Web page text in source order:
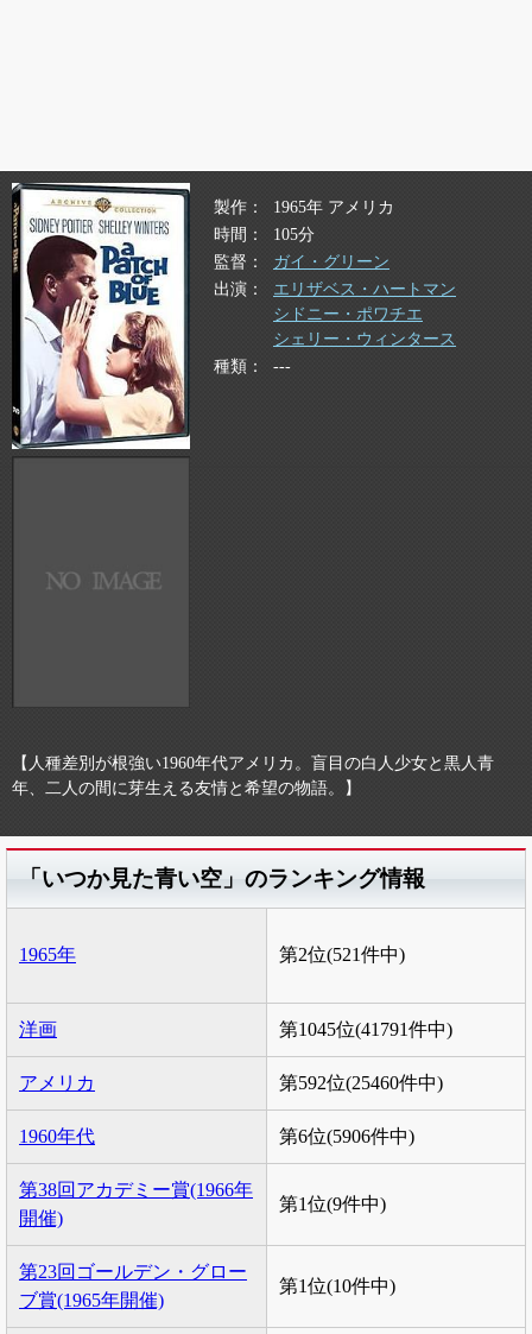
製作
1965年 アメリカ
時間
105分
監督
ガイ・グリーン
出演
エリザベス・ハートマン
シドニー・ポワチエ
シェリー・ウィンタース
種類
---
【人種差別が根強い1960年代アメリカ。盲目の白人少女と黒人青
年、二人の間に芽生える友情と希望の物語。】
「いつか見た青い空」のランキング情報
1965年 第2位(521件中)
洋画 第1045位(41791件中)
アメリカ 第592位(25460件中)
1960年代 第6位(5906件中)
第38回アカデミー賞(1966年
開催)
第1位(9件中)
第23回ゴールデン・グロー
ブ賞(1965年開催)
第1位(10件中)